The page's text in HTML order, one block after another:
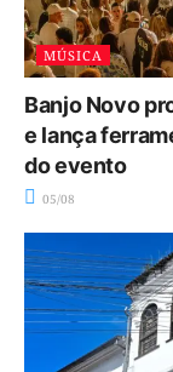
MÚSICA
Banjo Novo
e lança
do evento
05/08